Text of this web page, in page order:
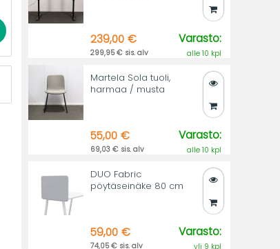
239,00 €
299,95 € sis. alv
Varasto:
alle 10 kpl
Martela Sola tuoli,
harmaa / musta
55,00 €
69,03 € sis. alv
Varasto:
alle 10 kpl
DUO Fabric
pöytäseinäke 80 cm
59,00 €
74,05 € sis. alv
Varasto:
yli 9 kpl